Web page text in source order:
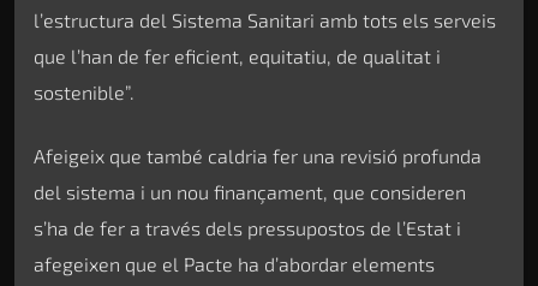
l’estructura del Sistema Sanitari amb tots els serveis
que l’han de fer eficient, equitatiu, de qualitat i
sostenible”.
Afeigeix que també caldria fer una revisió profunda
del sistema i un nou finançament, que consideren
s’ha de fer a través dels pressupostos de l’Estat i
afegeixen que el Pacte ha d’abordar elements